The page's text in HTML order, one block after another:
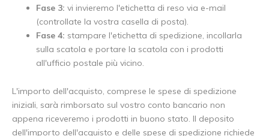
Fase 3: vi invieremo l'etichetta di reso via e-mail
(controllate la vostra casella di posta).
Fase 4: stampare l'etichetta di spedizione, incollarla
sulla scatola e portare la scatola con i prodotti
all'ufficio postale più vicino.
L'importo dell'acquisto, comprese le spese di spedizione
iniziali, sarà rimborsato sul vostro conto bancario non
appena riceveremo i prodotti in buono stato. Il deposito
dell'importo dell'acquisto e delle spese di spedizione richiede